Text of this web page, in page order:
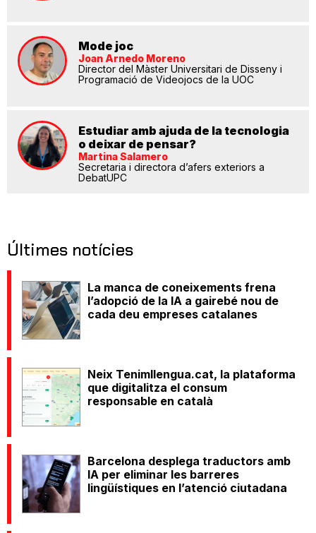
Mode joc
Joan Arnedo Moreno
Director del Màster Universitari de Disseny i
Programació de Videojocs de la UOC
Estudiar amb ajuda de la tecnologia
o deixar de pensar?
Martina Salamero
Secretaria i directora d’afers exteriors a
DebatUPC
Últimes notícies
La manca de coneixements frena
l’adopció de la IA a gairebé nou de
cada deu empreses catalanes
Neix Tenimllengua.cat, la plataforma
que digitalitza el consum
responsable en català
Barcelona desplega traductors amb
IA per eliminar les barreres
lingüístiques en l’atenció ciutadana